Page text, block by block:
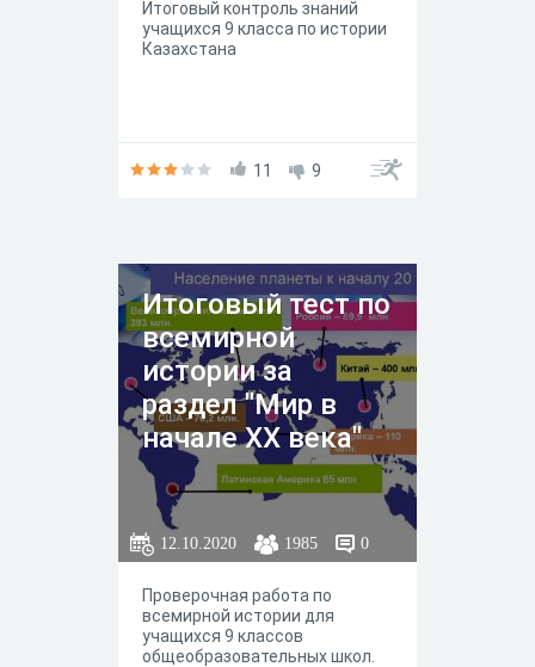
Итоговый контроль знаний
учащихся 9 класса по истории
Казахстана
11 9
Итоговый тест по
всемирной
истории за
раздел "Мир в
начале XX века"
12.10.2020 1985 0
Проверочная работа по
всемирной истории для
учащихся 9 классов
общеобразовательных школ.